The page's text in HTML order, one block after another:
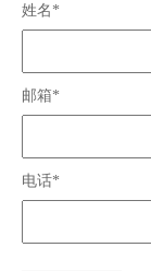
姓名*
邮箱*
电话*